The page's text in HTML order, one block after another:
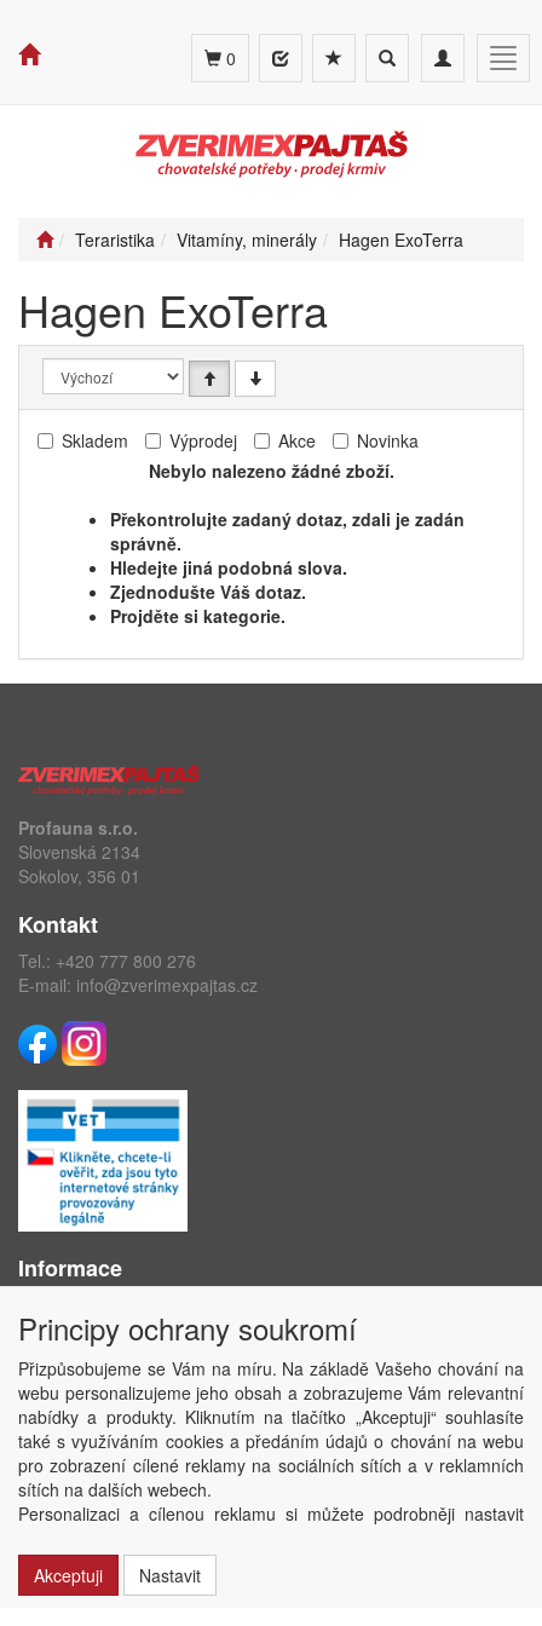
Toggle
navigation
Toggle
search
0
Teraristika Vitamíny, minerály Hagen ExoTerra
Hagen ExoTerra
Skladem Výprodej Akce
Novinka
Nebylo nalezeno žádné zboží.
Překontrolujte zadaný dotaz, zdali je zadán
správně.
Hledejte jiná podobná slova.
Zjednodušte Váš dotaz.
Projděte si kategorie.
Profauna s.r.o.
Slovenská 2134
Sokolov, 356 01
Kontakt
Tel.: +420 777 800 276
E-mail: info@zverimexpajtas.cz
Informace
Obchodní podmínky
Ochrana osobních údajů
Kontakt
Losování účtenek
Aktuality
Nastavení soukromí
Copyright © ABRA Software a.s. 2020
Principy ochrany soukromí
Přizpůsobujeme se Vám na míru. Na základě Vašeho chování na
webu personalizujeme jeho obsah a zobrazujeme Vám relevantní
nabídky a produkty. Kliknutím na tlačítko „Akceptuji“ souhlasíte
také s využíváním cookies a předáním údajů o chování na webu
pro zobrazení cílené reklamy na sociálních sítích a v reklamních
sítích na dalších webech.
Personalizaci a cílenou reklamu si můžete podrobněji nastavit
Akceptuji
Nastavit